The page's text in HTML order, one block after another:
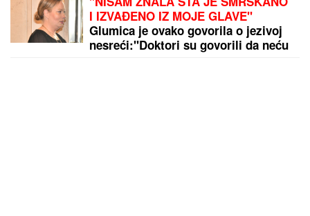
I IZVAĐENO IZ MOJE GLAVE"
Glumica je ovako govorila o jezivoj
nesreći:"Doktori su govorili da neću